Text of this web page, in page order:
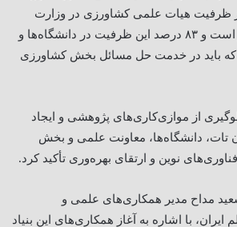
۱۷ درصد از ظرفیت هیات علمی کشاورزی در وزارت
جهادکشاورزی متمرکز است و ۸۳ درصد این ظرفیت در دانشگاه‌ها و
که باید در خدمت حل مسائل بخش کشاورزی
از موازی‌کاری‌های پژوهشی و ایجاد
تات، دانشگاه‌ها، معاونت علمی و بخش
نوین و ارتقای بهره‌وری تأکید کرد.
مداح مدیر همکاری‌های علمی و
ایران، با اشاره به آغاز همکاری‌های این بنیاد